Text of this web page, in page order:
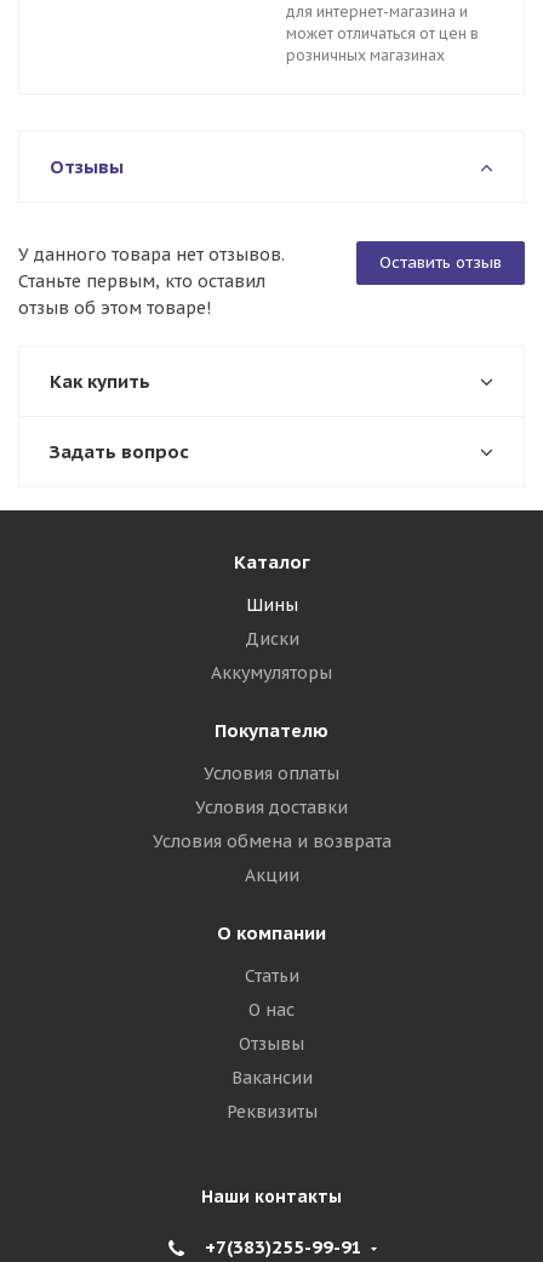
для интернет-магазина и
может отличаться от цен в
розничных магазинах
Отзывы
Оставить отзыв
У данного товара нет отзывов.
Станьте первым, кто оставил
отзыв об этом товаре!
Как купить
Задать вопрос
Каталог
Шины
Диски
Аккумуляторы
Покупателю
Условия оплаты
Условия доставки
Условия обмена и возврата
Акции
О компании
Статьи
О нас
Отзывы
Вакансии
Реквизиты
Наши контакты
+7(383)255-99-91